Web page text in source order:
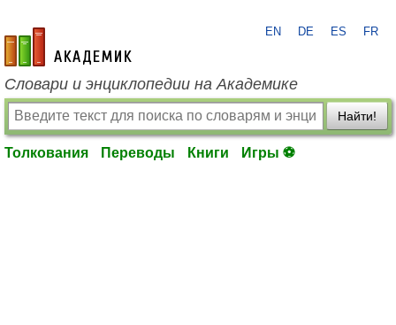
academic.ru
EN DE ES FR
Словари и энциклопедии на Академике
Найти!
Толкования Переводы Книги Игры ⚽